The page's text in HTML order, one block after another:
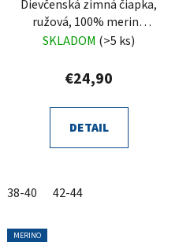
Dievčenská zimná čiapka,
ružová, 100% merino
vlnená, zaväzovacia,
SKLADOM (>5 ks)
€24,90
DETAIL
38-40 42-44
MERINO